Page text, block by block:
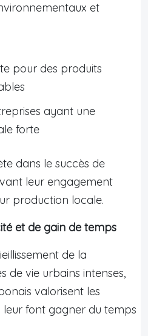
et
pour des produits
ayant une
forte
dans le succès de
leur engagement
production locale.
et de gain de temps
de la
de vie urbains intenses,
valorisent les
leur font gagner du temps